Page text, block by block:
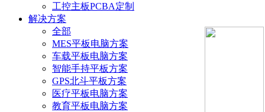
工控主板PCBA定制
解决方案
全部
MES平板电脑方案
车载平板电脑方案
智能手持平板方案
GPS北斗平板方案
医疗平板电脑方案
教育平板电脑方案